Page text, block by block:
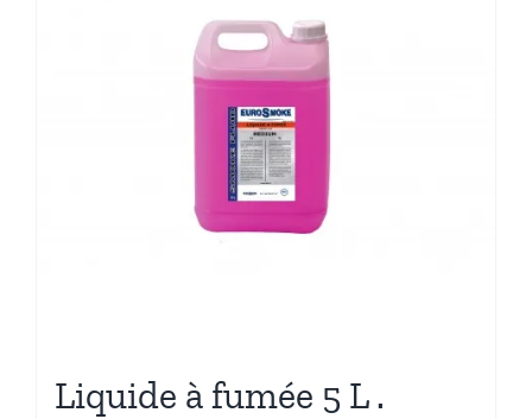
Liquide à fumée 5 L .